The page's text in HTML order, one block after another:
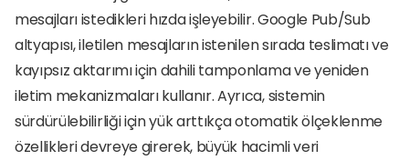
mesajları istedikleri hızda işleyebilir. Google Pub/Sub
altyapısı, iletilen mesajların istenilen sırada teslimatı ve
kayıpsız aktarımı için dahili tamponlama ve yeniden
iletim mekanizmaları kullanır. Ayrıca, sistemin
sürdürülebilirliği için yük arttıkça otomatik ölçeklenme
özellikleri devreye girerek, büyük hacimli veri